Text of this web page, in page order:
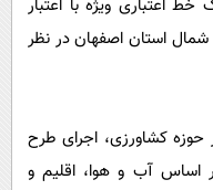
اعتباری ویژه با اعتبار
شمال استان اصفهان در نظر
کشاورزی، اجرای طرح
آب و هوا، اقلیم و